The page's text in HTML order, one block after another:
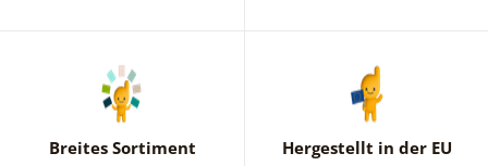
Breites Sortiment Hergestellt in der EU